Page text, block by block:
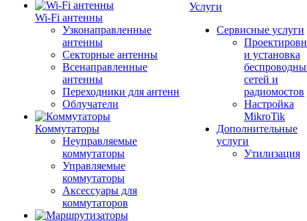
Wi-Fi антенны
Узконаправленные
антенны
Секторные антенны
Всенаправленные
антенны
Переходники для антенн
Облучатели
Коммутаторы
Неуправляемые
коммутаторы
Управляемые
коммутаторы
Аксессуары для
коммутаторов
Услуги
Сервисные услуги
и установка
сетей и
радиомостов
Настройка
MikroTik
Дополнительные
услуги
Утилизация